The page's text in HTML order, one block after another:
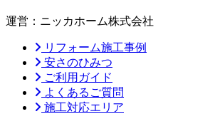
運営：ニッカホーム株式会社
リフォーム施工事例
安さのひみつ
ご利用ガイド
よくあるご質問
施工対応エリア